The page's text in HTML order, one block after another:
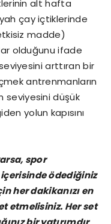
alt hafta
çay içtiklerinde
madde)
olduğunu ifade
arttıran bir
antrenmanların
seviyesini düşük
yolun kapısını
spor
ödediğiniz
her dakikanızı en
etmelisiniz. Her set